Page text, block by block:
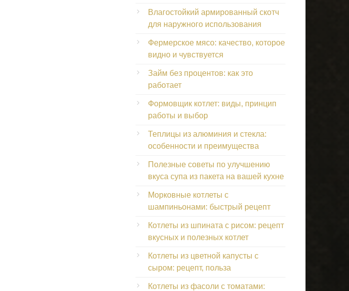
Влагостойкий армированный скотч
для наружного использования
Фермерское мясо: качество, которое
видно и чувствуется
Займ без процентов: как это
работает
Формовщик котлет: виды, принцип
работы и выбор
Теплицы из алюминия и стекла:
особенности и преимущества
Полезные советы по улучшению
вкуса супа из пакета на вашей кухне
Морковные котлеты с
шампиньонами: быстрый рецепт
Котлеты из шпината с рисом: рецепт
вкусных и полезных котлет
Котлеты из цветной капусты с
сыром: рецепт, польза
Котлеты из фасоли с томатами: